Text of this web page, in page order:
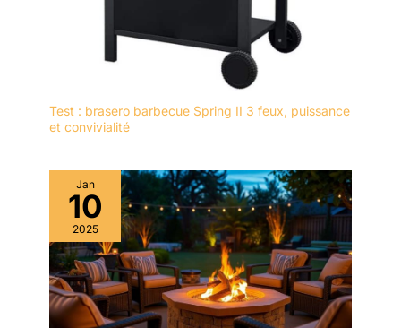
Test : brasero barbecue Spring II 3 feux, puissance
et convivialité
Jan
10
2025